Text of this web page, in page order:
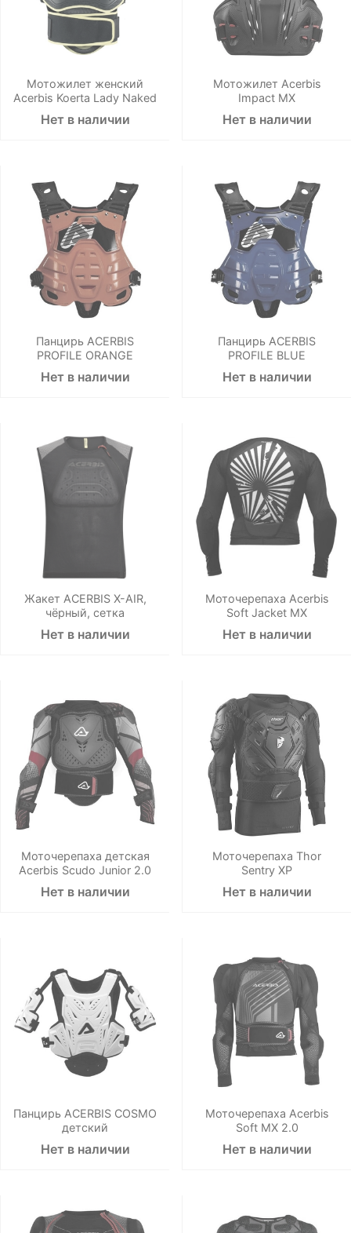
Мотожилет женский
Acerbis Koerta Lady Naked
Нет в наличии
Мотожилет Acerbis
Impact MX
Нет в наличии
Панцирь ACERBIS
PROFILE ORANGE
Нет в наличии
Панцирь ACERBIS
PROFILE BLUE
Нет в наличии
Жакет ACERBIS X-AIR,
чёрный, сетка
Нет в наличии
Моточерепаха Acerbis
Soft Jacket MX
Нет в наличии
Моточерепаха детская
Acerbis Scudo Junior 2.0
Нет в наличии
Моточерепаха Thor
Sentry XP
Нет в наличии
Панцирь ACERBIS COSMO
детский
Нет в наличии
Моточерепаха Acerbis
Soft MX 2.0
Нет в наличии